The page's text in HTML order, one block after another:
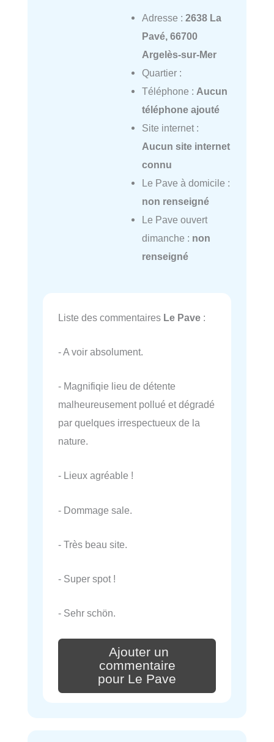
Adresse : 2638 La
Pavé, 66700
Argelès-sur-Mer
Quartier :
Téléphone : Aucun
téléphone ajouté
Site internet :
Aucun site internet
connu
Le Pave à domicile :
non renseigné
Le Pave ouvert
dimanche : non
renseigné
Liste des commentaires Le Pave :
- A voir absolument.
- Magnifiqie lieu de détente
malheureusement pollué et dégradé
par quelques irrespectueux de la
nature.
- Lieux agréable !
- Dommage sale.
- Très beau site.
- Super spot !
- Sehr schön.
Ajouter un
commentaire
pour Le Pave